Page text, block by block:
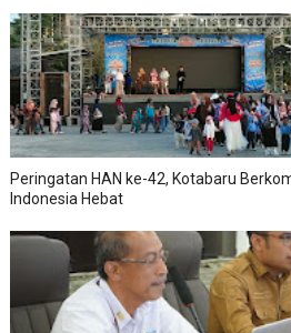
Peringatan HAN ke-42, Kotabaru
Indonesia Hebat